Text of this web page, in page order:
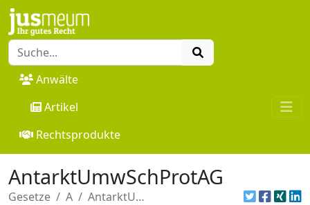
Anwälte
Artikel
Rechtsprodukte
AntarktUmwSchProtAG
Gesetze A AntarktUmwSchProtAG